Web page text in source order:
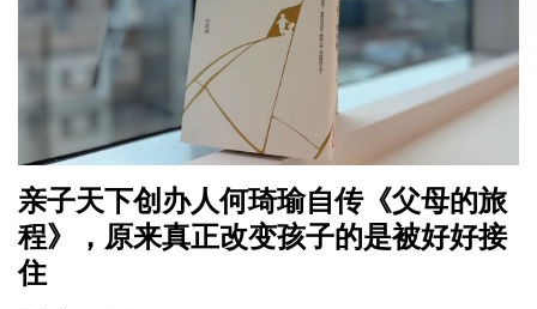
亲子天下创办人何琦瑜自传《父母的旅
程》，原来真正改变孩子的是被好好接
住